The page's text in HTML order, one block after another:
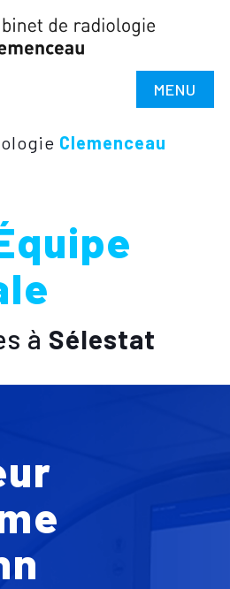
MENU
Clemenceau
à Sélestat